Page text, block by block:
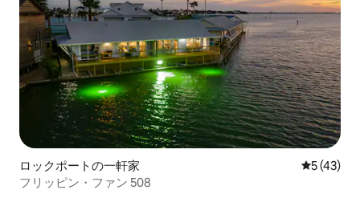
ロックポートの一軒家 レビュー
5 (43)
フリッピン・ファン 508